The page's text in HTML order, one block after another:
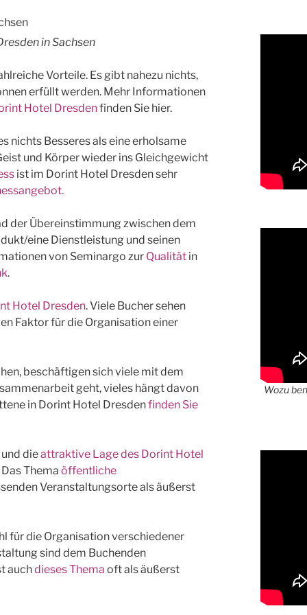
in Sachsen
Vorteile. Es gibt nahezu nichts,
erfüllt werden. Mehr Informationen
Hotel Dresdenfinden Sie hier.
nichts Besseres als eine erholsame
und Körper wieder ins Gleichgewicht
ist im Dorint Hotel Dresden sehr
der Übereinstimmung zwischen dem
eine Dienstleistung und seinen
von Seminargo zur Qualität in
.
Hotel Dresden. Viele Bucher sehen
Faktor für die Organisation einer
beschäftigen sich viele mit dem
geht, vieles hängt davon
in Dorint Hotel Dresdenfinden Sie
und dieattraktive Lage des Dorint Hotel
Themaöffentliche
Veranstaltungsorte als äußerst
für die Organisation verschiedener
sind dem Buchenden
auchdieses Thema oft als äußerst
Wozu